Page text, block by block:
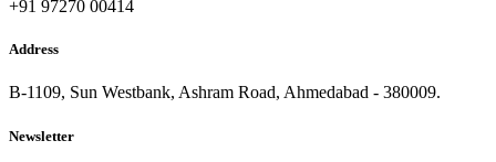
+91 97270 00414
Address
B-1109, Sun Westbank, Ashram Road, Ahmedabad - 380009.
Newsletter